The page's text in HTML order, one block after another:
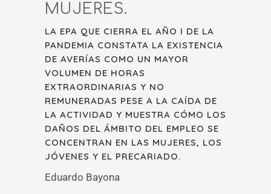
MUJERES.
LA EPA QUE CIERRA EL AÑO I DE LA
PANDEMIA CONSTATA LA EXISTENCIA
DE AVERÍAS COMO UN MAYOR
VOLUMEN DE HORAS
EXTRAORDINARIAS Y NO
REMUNERADAS PESE A LA CAÍDA DE
LA ACTIVIDAD Y MUESTRA CÓMO LOS
DAÑOS DEL ÁMBITO DEL EMPLEO SE
CONCENTRAN EN LAS MUJERES, LOS
JÓVENES Y EL PRECARIADO.
Eduardo Bayona